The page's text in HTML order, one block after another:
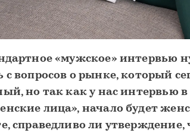
«мужское» интервью
вопросов о рынке, который
но так как у нас интервью в
лица», начало будет
справедливо ли утверждение,